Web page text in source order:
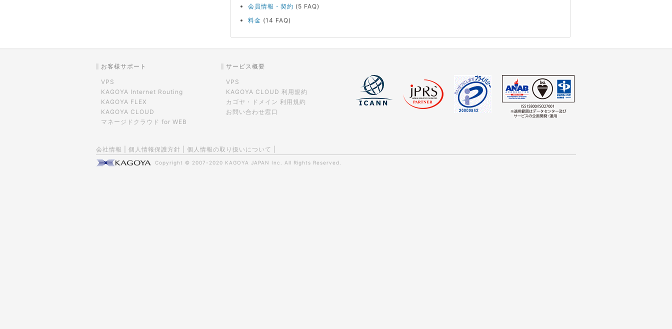
会員情報・契約 (5 FAQ)
料金 (14 FAQ)
お客様サポート
VPS
KAGOYA Internet Routing
KAGOYA FLEX
KAGOYA CLOUD
マネージドクラウド for WEB
サービス概要
VPS
KAGOYA CLOUD 利用規約
カゴヤ・ドメイン 利用規約
お問い合わせ窓口
会社情報 個人情報保護方針 個人情報の取り扱いについて
Copyright © 2007-2020 KAGOYA JAPAN Inc. All Rights Reserved.